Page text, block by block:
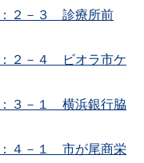
：２－３ 診療所前
：２－４ ビオラ市ケ
：３－１ 横浜銀行脇
：４－１ 市が尾商栄